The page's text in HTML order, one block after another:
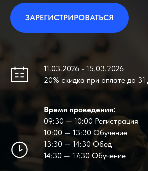
ЗАРЕГИСТРИРОВАТЬСЯ
11.03.2026 - 15.03.2026
20% скидка при оплате до 31
Время проведения:
09:30 — 10:00 Регистрация
10:00 — 13:30 Обучение
13:30 — 14:30 Обед
14:30 — 17:30 Обучение